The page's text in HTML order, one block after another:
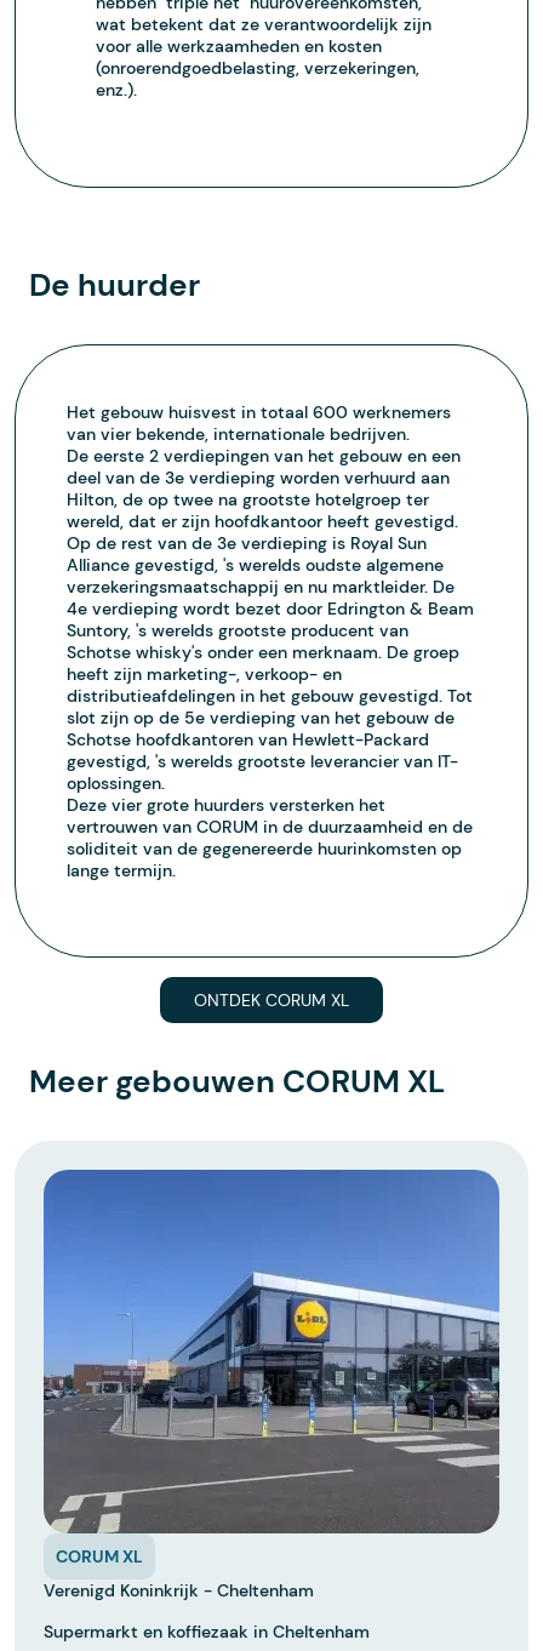
wat betekent dat ze verantwoordelijk zijn
voor alle werkzaamheden en kosten
(onroerendgoedbelasting, verzekeringen,
enz.).
De huurder
Het gebouw huisvest in totaal 600 werknemers
van vier bekende, internationale bedrijven.
De eerste 2 verdiepingen van het gebouw en een
deel van de 3e verdieping worden verhuurd aan
Hilton, de op twee na grootste hotelgroep ter
wereld, dat er zijn hoofdkantoor heeft gevestigd.
Op de rest van de 3e verdieping is Royal Sun
Alliance gevestigd, 's werelds oudste algemene
verzekeringsmaatschappij en nu marktleider. De
4e verdieping wordt bezet door Edrington & Beam
Suntory, 's werelds grootste producent van
Schotse whisky's onder een merknaam. De groep
heeft zijn marketing-, verkoop- en
distributieafdelingen in het gebouw gevestigd. Tot
slot zijn op de 5e verdieping van het gebouw de
Schotse hoofdkantoren van Hewlett-Packard
gevestigd, 's werelds grootste leverancier van IT-
oplossingen.
Deze vier grote huurders versterken het
vertrouwen van CORUM in de duurzaamheid en de
soliditeit van de gegenereerde huurinkomsten op
lange termijn.
ONTDEK CORUM XL
Meer gebouwen CORUM XL
CORUM XL
Verenigd Koninkrijk - Cheltenham
Supermarkt en koffiezaak in Cheltenham